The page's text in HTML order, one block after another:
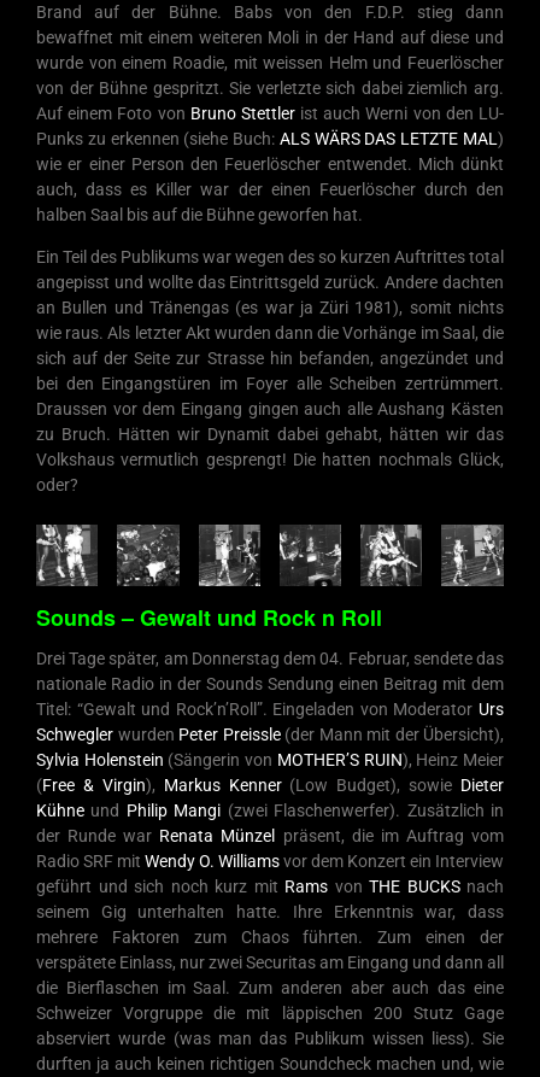
Brand auf der Bühne. Babs von den F.D.P. stieg dann
bewaffnet mit einem weiteren Moli in der Hand auf diese und
wurde von einem Roadie, mit weissen Helm und Feuerlöscher
von der Bühne gespritzt. Sie verletzte sich dabei ziemlich arg.
Auf einem Foto von Bruno Stettlerist auch Werni von den LU-
Punks zu erkennen (siehe Buch: ALS WÄRS DAS LETZTE MAL)
wie er einer Person den Feuerlöscher entwendet. Mich dünkt
auch, dass es Killer war der einen Feuerlöscher durch den
halben Saal bis auf die Bühne geworfen hat.
Ein Teil des Publikums war wegen des so kurzen Auftrittes total
angepisst und wollte das Eintrittsgeld zurück. Andere dachten
an Bullen und Tränengas (es war ja Züri 1981), somit nichts
wie raus. Als letzter Akt wurden dann die Vorhänge im Saal, die
sich auf der Seite zur Strasse hin befanden, angezündet und
bei den Eingangstüren im Foyer alle Scheiben zertrümmert.
Draussen vor dem Eingang gingen auch alle Aushang Kästen
zu Bruch. Hätten wir Dynamit dabei gehabt, hätten wir das
Volkshaus vermutlich gesprengt! Die hatten nochmals Glück,
oder?
Sounds – Gewalt und Rock n Roll
Drei Tage später, am Donnerstag dem 04. Februar, sendete das
nationale Radio in der Sounds Sendung einen Beitrag mit dem
Titel: “Gewalt und Rock’n’Roll”. Eingeladen von Moderator Urs
Schwegler wurden Peter Preissle(der Mann mit der Übersicht),
Sylvia Holenstein (Sängerin von MOTHER’S RUIN), Heinz Meier
(Free & Virgin), Markus Kenner(Low Budget), sowie Dieter
Kühne und Philip Mangi (zwei Flaschenwerfer). Zusätzlich in
der Runde war Renata Münzel
präsent, die im Auftrag vom
Radio SRF mit Wendy O. Williamsvor dem Konzert ein Interview
geführt und sich noch kurz mit Rams von THE BUCKSnach
seinem Gig unterhalten hatte. Ihre Erkenntnis war, dass
mehrere Faktoren zum Chaos führten. Zum einen der
verspätete Einlass, nur zwei Securitas am Eingang und dann all
die Bierflaschen im Saal. Zum anderen aber auch das eine
Schweizer Vorgruppe die mit läppischen 200 Stutz Gage
abserviert wurde (was man das Publikum wissen liess). Sie
durften ja auch keinen richtigen Soundcheck machen und, wie